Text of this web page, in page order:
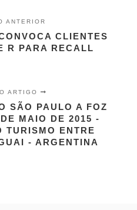
ANTERIOR
CLIENTES
R PARA RECALL
ARTIGO
SÃO PAULO A FOZ
MAIO DE 2015 -
TURISMO ENTRE
- ARGENTINA